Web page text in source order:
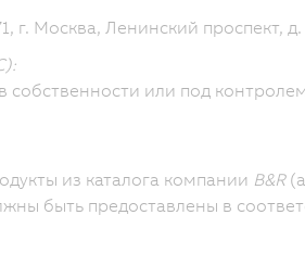
Москва, Ленинский проспект, д.
собственности или под
из каталога компании B&R
быть предоставлены в